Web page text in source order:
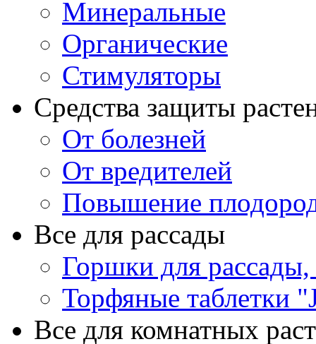
Минеральные
Органические
Стимуляторы
Средства защиты
От болезней
От вредителей
Повышение
Все для рассады
Горшки для рассады,
Торфяные таблетки
Все для комнатных